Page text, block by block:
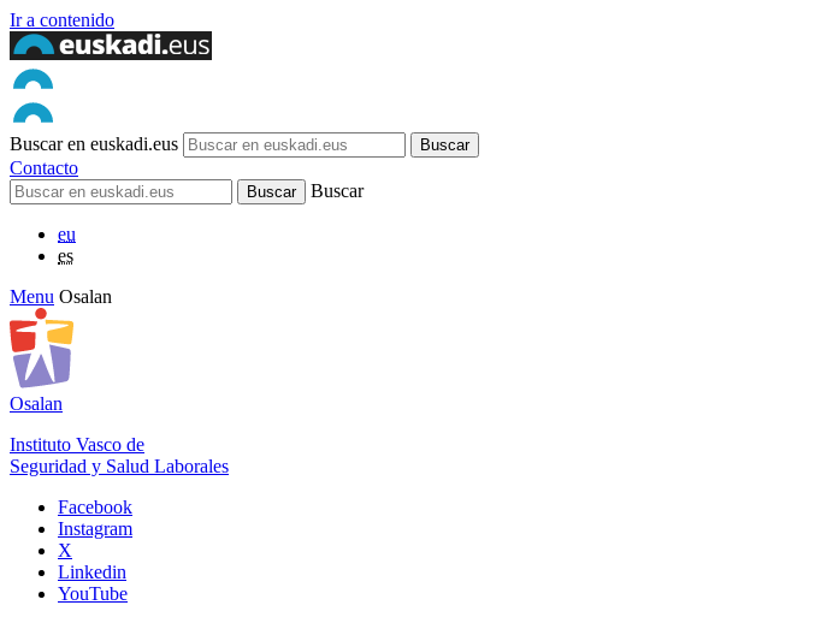
Ir a contenido
Buscar en euskadi.eus
Contacto
Buscar
eu
es
Menu Osalan
Osalan
Instituto Vasco de
Seguridad y Salud Laborales
Facebook
Instagram
X
Linkedin
YouTube